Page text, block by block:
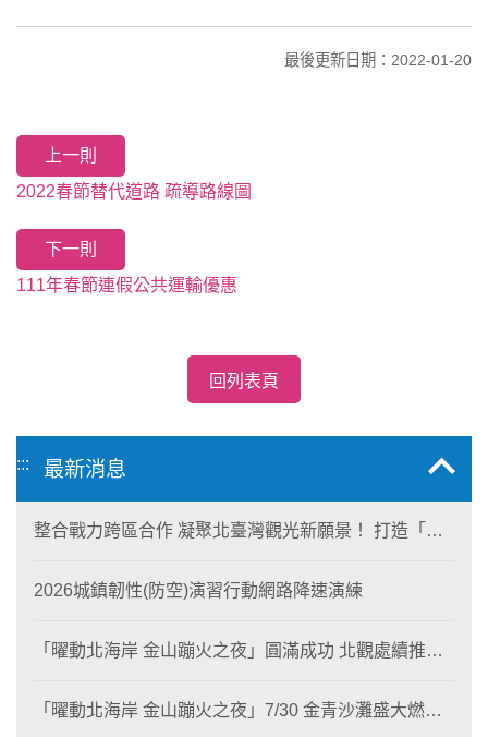
最後更新日期：2022-01-20
上一則
2022春節替代道路 疏導路線圖
下一則
111年春節連假公共運輸優惠
回列表頁
::: 最新消息
整合戰力跨區合作 凝聚北臺灣觀光新願景！ 打造「生
2026城鎮韌性(防空)演習行動網路降速演練
「曜動北海岸 金山蹦火之夜」圓滿成功 北觀處續推照
「曜動北海岸 金山蹦火之夜」7/30 金青沙灘盛大燃